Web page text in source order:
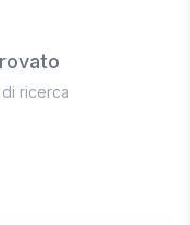
ricerca